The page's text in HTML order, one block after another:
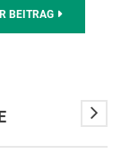
BEITRAG